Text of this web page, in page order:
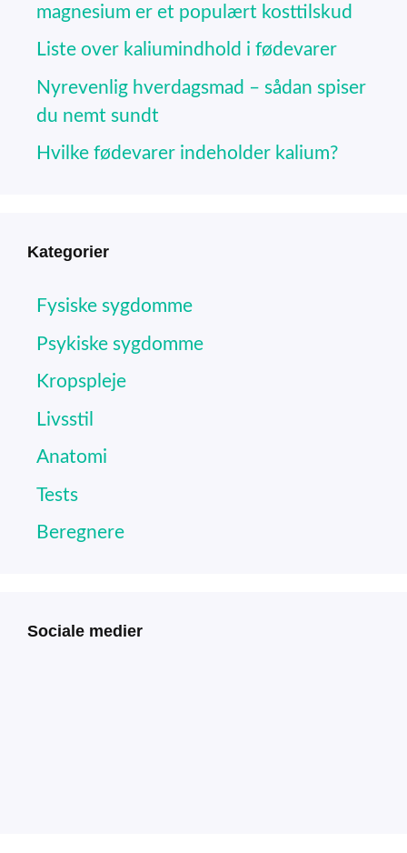
magnesium er et populært kosttilskud
Liste over kaliumindhold i fødevarer
Nyrevenlig hverdagsmad – sådan spiser
du nemt sundt
Hvilke fødevarer indeholder kalium?
Kategorier
Fysiske sygdomme
Psykiske sygdomme
Kropspleje
Livsstil
Anatomi
Tests
Beregnere
Sociale medier